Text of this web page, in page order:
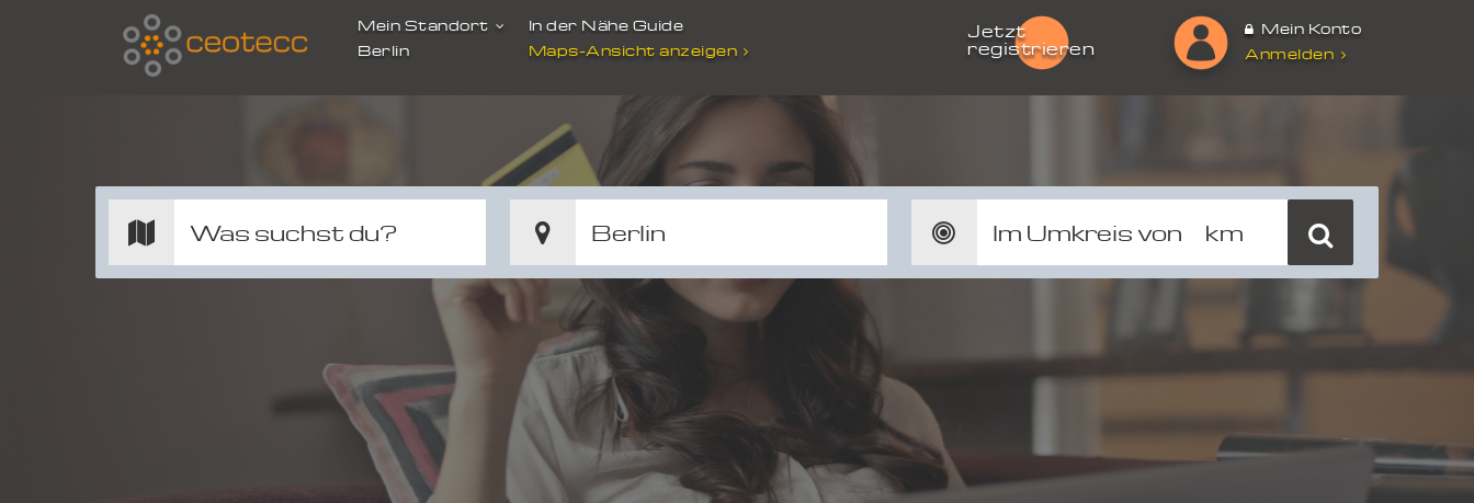
Mein Standort
Berlin
In der Nähe Guide
Maps-Ansicht anzeigen
Jetzt
registrieren
Mein Konto
Anmelden